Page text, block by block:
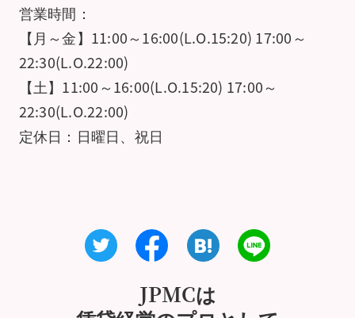
営業時間：
【月～金】11:00～16:00(L.O.15:20) 17:00～
22:30(L.O.22:00)
【土】11:00～16:00(L.O.15:20) 17:00～
22:30(L.O.22:00)
定休日：日曜日、祝日
JPMCは